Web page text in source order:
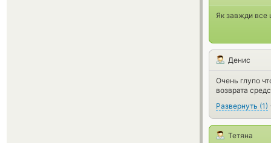
Як завжди все
Денис
Очень глупо
возврата
Развернуть (1)
Тетяна